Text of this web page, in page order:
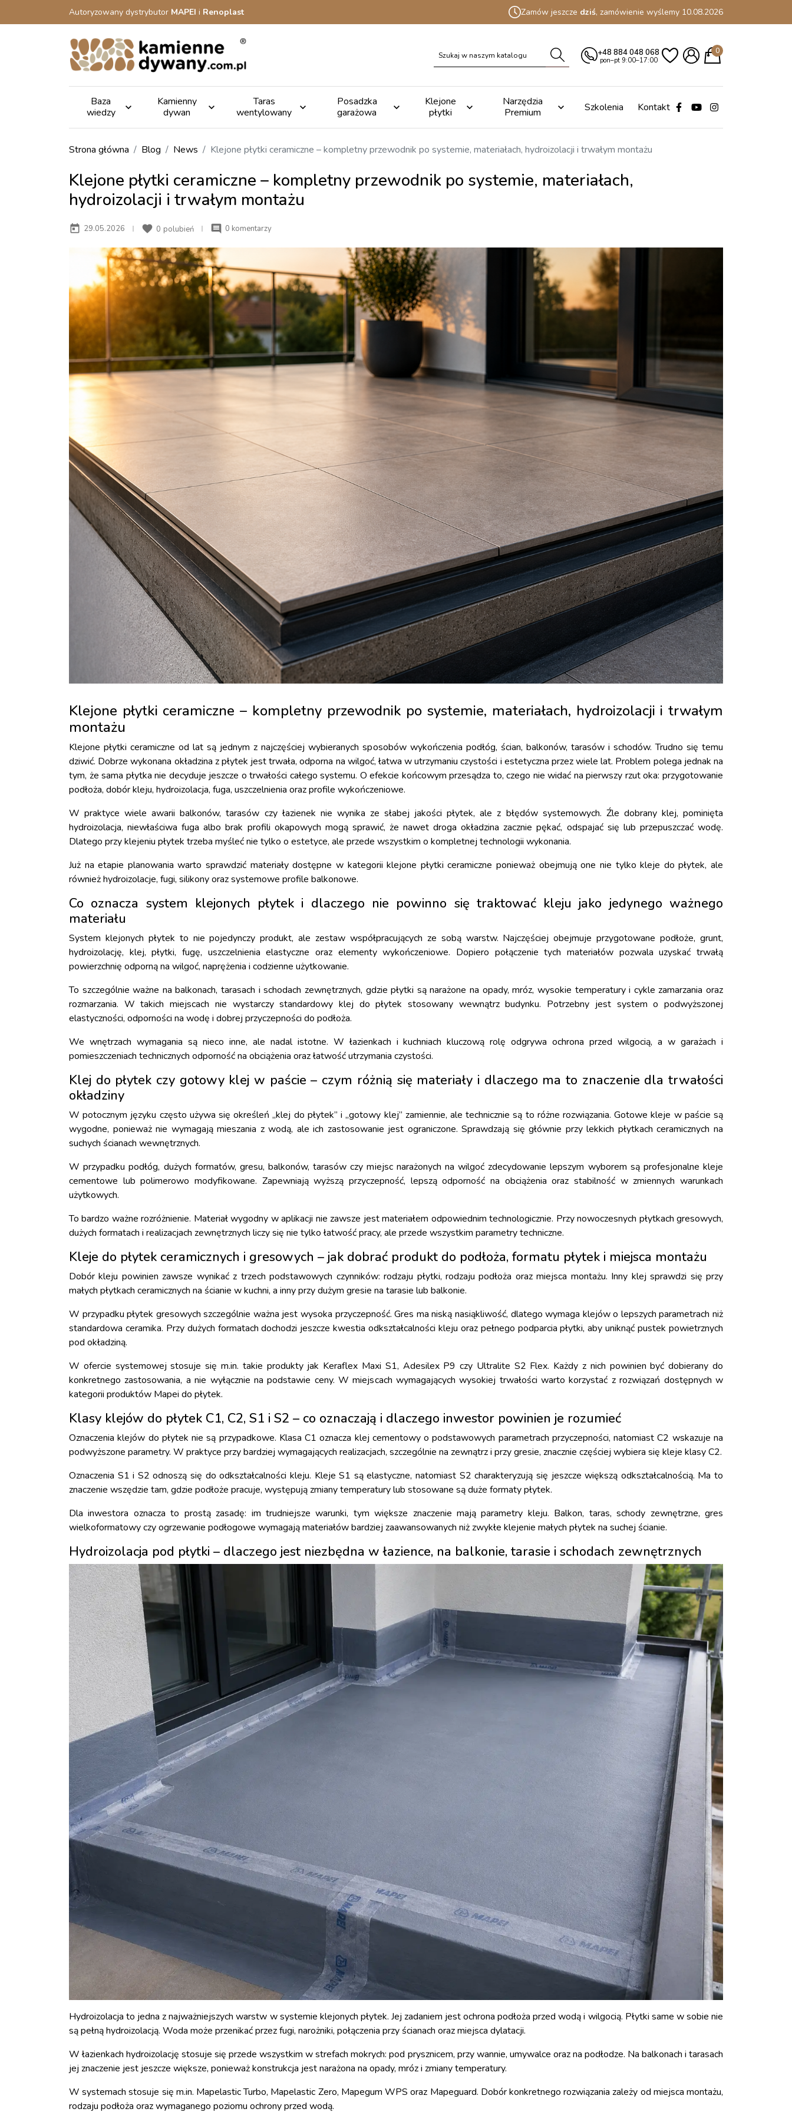
Autoryzowany dystrybutor MAPEI i Renoplast Zamów jeszcze dziś, zamówienie wyślemy 10.08.2026
+48 884 048 068
pon–pt 9:00–17:00
0
Baza
wiedzy

Kamienny
dywan

Taras
wentylowany

Posadzka
garażowa

Klejone
płytki

Narzędzia
Premium
 Szkolenia Kontakt
Strona główna Blog News Klejone płytki ceramiczne – kompletny przewodnik po systemie, materiałach, hydroizolacji i trwałym montażu
Klejone płytki ceramiczne – kompletny przewodnik po systemie, materiałach,
hydroizolacji i trwałym montażu
today 29.05.2026 favorite 0 polubień comment 0 komentarzy
Klejone płytki ceramiczne – kompletny przewodnik po systemie, materiałach, hydroizolacji i trwałym
montażu
Klejone płytki ceramiczne od lat są jednym z najczęściej wybieranych sposobów wykończenia podłóg, ścian, balkonów, tarasów i schodów. Trudno się temu
dziwić. Dobrze wykonana okładzina z płytek jest trwała, odporna na wilgoć, łatwa w utrzymaniu czystości i estetyczna przez wiele lat. Problem polega jednak na
tym, że sama płytka nie decyduje jeszcze o trwałości całego systemu. O efekcie końcowym przesądza to, czego nie widać na pierwszy rzut oka: przygotowanie
podłoża, dobór kleju, hydroizolacja, fuga, uszczelnienia oraz profile wykończeniowe.
W praktyce wiele awarii balkonów, tarasów czy łazienek nie wynika ze słabej jakości płytek, ale z błędów systemowych. Źle dobrany klej, pominięta
hydroizolacja, niewłaściwa fuga albo brak profili okapowych mogą sprawić, że nawet droga okładzina zacznie pękać, odspajać się lub przepuszczać wodę.
Dlatego przy klejeniu płytek trzeba myśleć nie tylko o estetyce, ale przede wszystkim o kompletnej technologii wykonania.
Już na etapie planowania warto sprawdzić materiały dostępne w kategoriiklejone płytki ceramiczne ponieważ obejmują one nie tylko kleje do płytek, ale
również hydroizolacje, fugi, silikony oraz systemowe profile balkonowe.
Co oznacza system klejonych płytek i dlaczego nie powinno się traktować kleju jako jedynego ważnego
materiału
System klejonych płytek to nie pojedynczy produkt, ale zestaw współpracujących ze sobą warstw. Najczęściej obejmuje przygotowane podłoże, grunt,
hydroizolację, klej, płytki, fugę, uszczelnienia elastyczne oraz elementy wykończeniowe. Dopiero połączenie tych materiałów pozwala uzyskać trwałą
powierzchnię odporną na wilgoć, naprężenia i codzienne użytkowanie.
To szczególnie ważne na balkonach, tarasach i schodach zewnętrznych, gdzie płytki są narażone na opady, mróz, wysokie temperatury i cykle zamarzania oraz
rozmarzania. W takich miejscach nie wystarczy standardowy klej do płytek stosowany wewnątrz budynku. Potrzebny jest system o podwyższonej
elastyczności, odporności na wodę i dobrej przyczepności do podłoża.
We wnętrzach wymagania są nieco inne, ale nadal istotne. W łazienkach i kuchniach kluczową rolę odgrywa ochrona przed wilgocią, a w garażach i
pomieszczeniach technicznych odporność na obciążenia oraz łatwość utrzymania czystości.
Klej do płytek czy gotowy klej w paście – czym różnią się materiały i dlaczego ma to znaczenie dla trwałości
okładziny
W potocznym języku często używa się określeń „klej do płytek” i „gotowy klej” zamiennie, ale technicznie są to różne rozwiązania. Gotowe kleje w paście są
wygodne, ponieważ nie wymagają mieszania z wodą, ale ich zastosowanie jest ograniczone. Sprawdzają się głównie przy lekkich płytkach ceramicznych na
suchych ścianach wewnętrznych.
W przypadku podłóg, dużych formatów, gresu, balkonów, tarasów czy miejsc narażonych na wilgoć zdecydowanie lepszym wyborem są profesjonalne kleje
cementowe lub polimerowo modyfikowane. Zapewniają wyższą przyczepność, lepszą odporność na obciążenia oraz stabilność w zmiennych warunkach
użytkowych.
To bardzo ważne rozróżnienie. Materiał wygodny w aplikacji nie zawsze jest materiałem odpowiednim technologicznie. Przy nowoczesnych płytkach gresowych,
dużych formatach i realizacjach zewnętrznych liczy się nie tylko łatwość pracy, ale przede wszystkim parametry techniczne.
Kleje do płytek ceramicznych i gresowych – jak dobrać produkt do podłoża, formatu płytek i miejsca montażu
Dobór kleju powinien zawsze wynikać z trzech podstawowych czynników: rodzaju płytki, rodzaju podłoża oraz miejsca montażu. Inny klej sprawdzi się przy
małych płytkach ceramicznych na ścianie w kuchni, a inny przy dużym gresie na tarasie lub balkonie.
W przypadku płytek gresowych szczególnie ważna jest wysoka przyczepność. Gres ma niską nasiąkliwość, dlatego wymaga klejów o lepszych parametrach niż
standardowa ceramika. Przy dużych formatach dochodzi jeszcze kwestia odkształcalności kleju oraz pełnego podparcia płytki, aby uniknąć pustek powietrznych
pod okładziną.
W ofercie systemowej stosuje się m.in. takie produkty jak Keraflex Maxi S1, Adesilex P9 czy Ultralite S2 Flex. Każdy z nich powinien być dobierany do
konkretnego zastosowania, a nie wyłącznie na podstawie ceny. W miejscach wymagających wysokiej trwałości warto korzystać z rozwiązań dostępnych w
kategorii produktów Mapei do płytek.
Klasy klejów do płytek C1, C2, S1 i S2 – co oznaczają i dlaczego inwestor powinien je rozumieć
Oznaczenia klejów do płytek nie są przypadkowe. Klasa C1 oznacza klej cementowy o podstawowych parametrach przyczepności, natomiast C2 wskazuje na
podwyższone parametry. W praktyce przy bardziej wymagających realizacjach, szczególnie na zewnątrz i przy gresie, znacznie częściej wybiera się kleje klasy C2.
Oznaczenia S1 i S2 odnoszą się do odkształcalności kleju. Kleje S1 są elastyczne, natomiast S2 charakteryzują się jeszcze większą odkształcalnością. Ma to
znaczenie wszędzie tam, gdzie podłoże pracuje, występują zmiany temperatury lub stosowane są duże formaty płytek.
Dla inwestora oznacza to prostą zasadę: im trudniejsze warunki, tym większe znaczenie mają parametry kleju. Balkon, taras, schody zewnętrzne, gres
wielkoformatowy czy ogrzewanie podłogowe wymagają materiałów bardziej zaawansowanych niż zwykłe klejenie małych płytek na suchej ścianie.
Hydroizolacja pod płytki – dlaczego jest niezbędna w łazience, na balkonie, tarasie i schodach zewnętrznych
Hydroizolacja to jedna z najważniejszych warstw w systemie klejonych płytek. Jej zadaniem jest ochrona podłoża przed wodą i wilgocią. Płytki same w sobie nie
są pełną hydroizolacją. Woda może przenikać przez fugi, narożniki, połączenia przy ścianach oraz miejsca dylatacji.
W łazienkach hydroizolację stosuje się przede wszystkim w strefach mokrych: pod prysznicem, przy wannie, umywalce oraz na podłodze. Na balkonach i tarasach
jej znaczenie jest jeszcze większe, ponieważ konstrukcja jest narażona na opady, mróz i zmiany temperatury.
W systemach stosuje się m.in. Mapelastic Turbo, Mapelastic Zero, Mapegum WPS oraz Mapeguard. Dobór konkretnego rozwiązania zależy od miejsca montażu,
rodzaju podłoża oraz wymaganego poziomu ochrony przed wodą.